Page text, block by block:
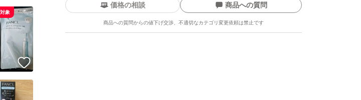
ーの実績について
したユーザーにバッジを付与しています
価格の相談 商品への質問
商品への質問からの値下げ交渉、不適切なカテゴリ変更依頼は禁止です
いいね！
象